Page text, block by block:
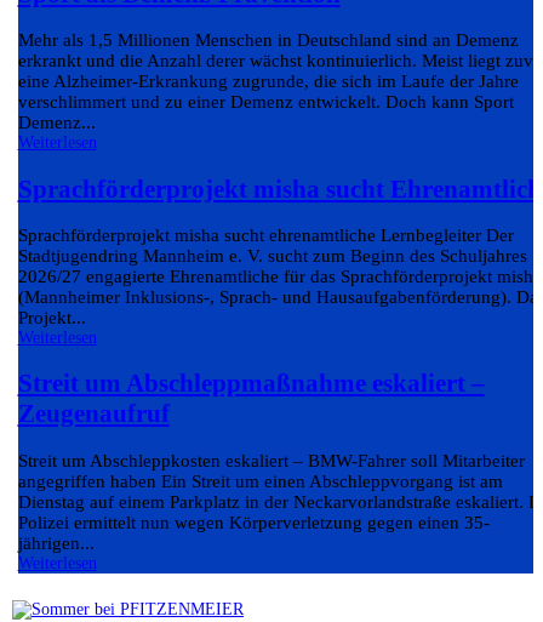
Mehr als 1,5 Millionen Menschen in Deutschland sind an Demenz
erkrankt und die Anzahl derer wächst kontinuierlich. Meist liegt
eine Alzheimer-Erkrankung zugrunde, die sich im Laufe der Jahre
verschlimmert und zu einer Demenz entwickelt. Doch kann Sport
Demenz...
Weiterlesen
Sprachförderprojekt misha sucht
Sprachförderprojekt misha sucht ehrenamtliche Lernbegleiter Der
Stadtjugendring Mannheim e. V. sucht zum Beginn des Schuljahres
2026/27 engagierte Ehrenamtliche für das Sprachförderprojekt misha
(Mannheimer Inklusions-, Sprach- und Hausaufgabenförderung).
Projekt...
Weiterlesen
Streit um Abschleppmaßnahme eskaliert –
Zeugenaufruf
Streit um Abschleppkosten eskaliert – BMW-Fahrer soll Mitarbeiter
angegriffen haben Ein Streit um einen Abschleppvorgang ist am
Dienstag auf einem Parkplatz in der Neckarvorlandstraße eskaliert.
Polizei ermittelt nun wegen Körperverletzung gegen einen 35-
jährigen...
Weiterlesen